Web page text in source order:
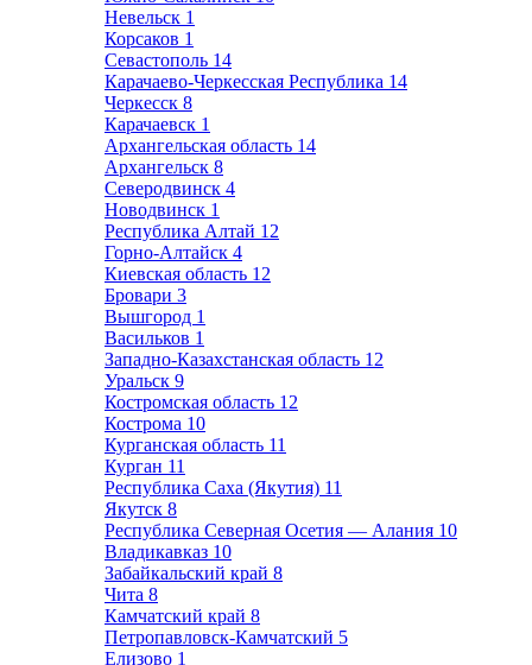
Невельск 1
Корсаков 1
Севастополь 14
Карачаево-Черкесская Республика 14
Черкесск 8
Карачаевск 1
Архангельская область 14
Архангельск 8
Северодвинск 4
Новодвинск 1
Республика Алтай 12
Горно-Алтайск 4
Киевская область 12
Бровари 3
Вышгород 1
Васильков 1
Западно-Казахстанская область 12
Уральск 9
Костромская область 12
Кострома 10
Курганская область 11
Курган 11
Республика Саха (Якутия) 11
Якутск 8
Республика Северная Осетия — Алания 10
Владикавказ 10
Забайкальский край 8
Чита 8
Камчатский край 8
Петропавловск-Камчатский 5
Елизово 1